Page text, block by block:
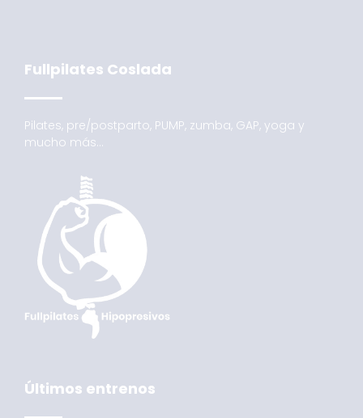
Fullpilates Coslada
Pilates, pre/postparto, PUMP, zumba, GAP, yoga y
mucho más…
Últimos entrenos